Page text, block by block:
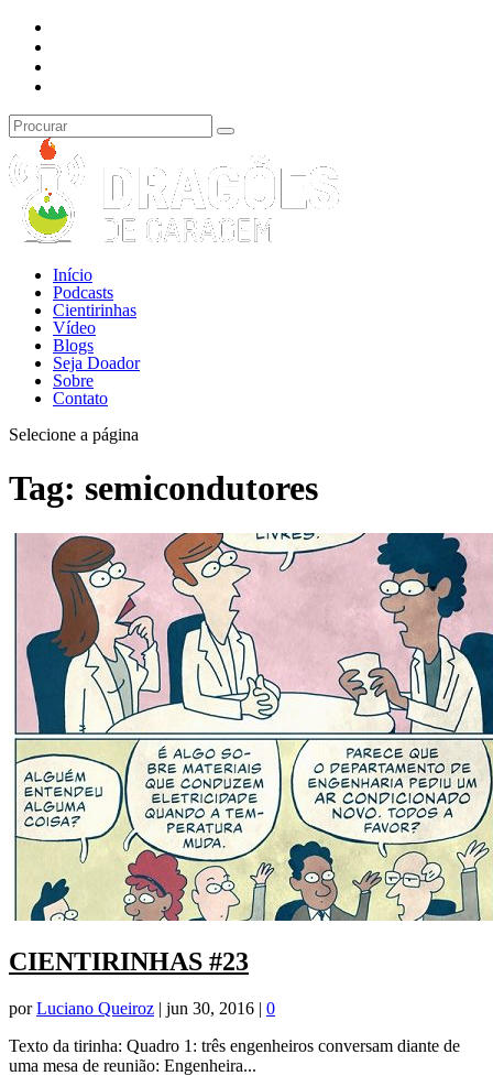
Início
Podcasts
Cientirinhas
Vídeo
Blogs
Seja Doador
Sobre
Contato
Selecione a página
Tag: semicondutores
CIENTIRINHAS #23
porLuciano Queiroz | jun 30, 2016 | 0
Texto da tirinha: Quadro 1: três engenheiros conversam diante de
uma mesa de reunião: Engenheira...